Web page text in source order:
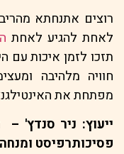
רוצים אתנחתא
לאחת להגיע לאחת
תזכו לזמן איכות עם
חוויה מלהיבה
מפתחת את
ייעוץ: ניר סנדץ' –
פסיכותרפיסט